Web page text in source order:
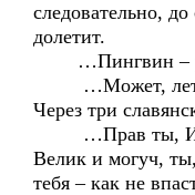
следовательно,
долетит.
…Пингвин –
…Может,
Через три
…Прав ты,
Велик и могуч,
тебя – как не